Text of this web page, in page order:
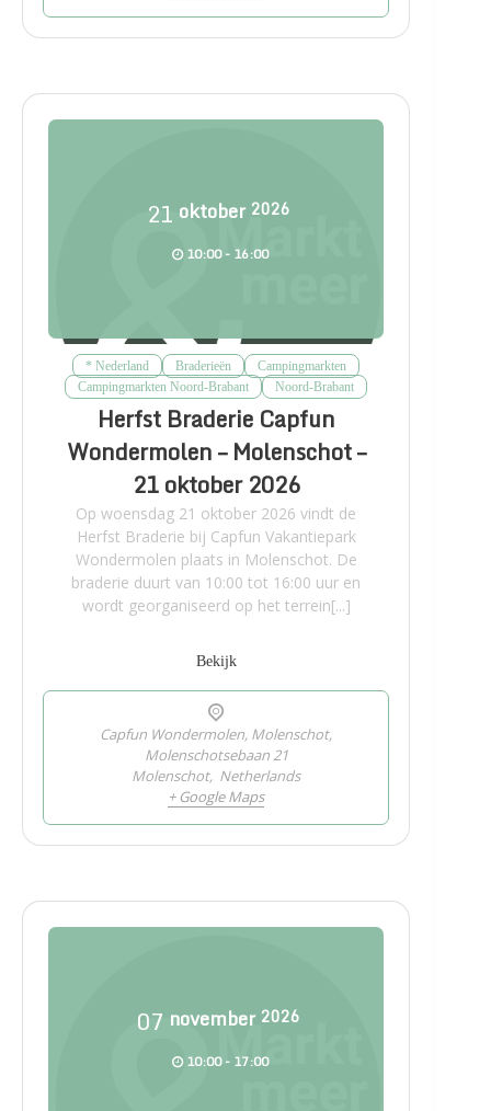
21 oktober 2026
10:00 - 16:00
* Nederland Braderieën
Campingmarkten
Campingmarkten Noord-Brabant
Noord-Brabant
Herfst Braderie Capfun
Wondermolen – Molenschot –
21 oktober 2026
Op woensdag 21 oktober 2026 vindt de
Herfst Braderie bij Capfun Vakantiepark
Wondermolen plaats in Molenschot. De
braderie duurt van 10:00 tot 16:00 uur en
wordt georganiseerd op het terrein[...]
Bekijk
Capfun Wondermolen, Molenschot,
Molenschotsebaan 21
Molenschot, Netherlands
+ Google Maps
07 november 2026
10:00 - 17:00